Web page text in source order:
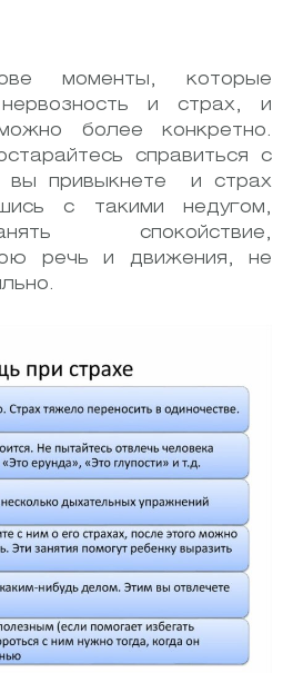
моменты, которые
и страх, и
более конкретно.
справиться с
вы привыкнете ​​ и страх
с такими недугом,
спокойствие,
речь и движения, не